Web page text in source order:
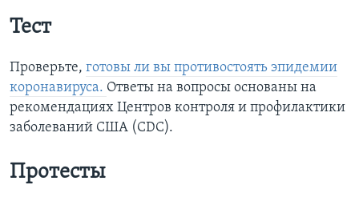
Тест
Проверьте, готовы ли вы противостоять эпидемии
коронавируса. Ответы на вопросы основаны на
рекомендациях Центров контроля и профилактики
заболеваний США (CDC).
Протесты